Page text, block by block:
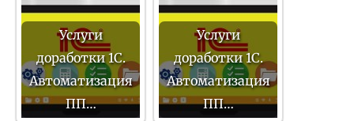
Услуги
доработки 1С.
Автоматизация
ПП…
Услуги
доработки 1С.
Автоматизация
ПП…